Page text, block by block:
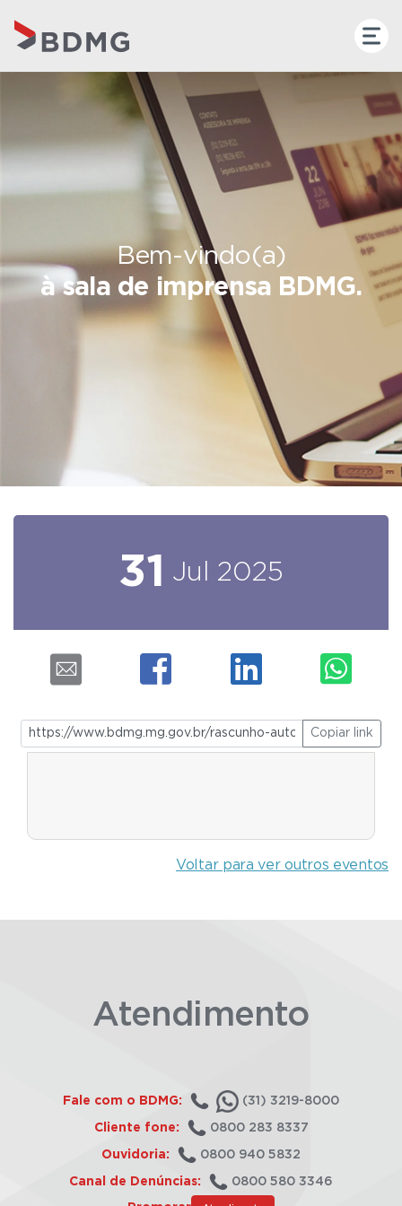
Bem-vindo(a)
à sala de imprensa BDMG.
31 Jul 2025
Copiar link
Voltar para ver outros eventos
Atendimento
Fale com o BDMG: (31) 3219-8000
Cliente fone: 0800 283 8337
Ouvidoria: 0800 940 5832
Canal de Denúncias: 0800 580 3346